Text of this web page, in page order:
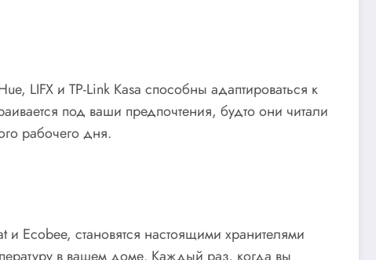
LIFX и TP-Link Kasa способны адаптироваться к
под ваши предпочтения, будто они читали
рабочего дня.
Ecobee, становятся настоящими хранителями
в вашем доме. Каждый раз, когда вы